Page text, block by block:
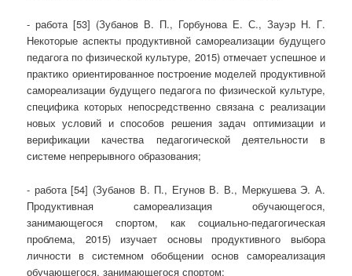
- работа [53] (Зубанов В. П., Горбунова Е. С., Зауэр Н. Г.
Некоторые аспекты продуктивной самореализации будущего
педагога по физической культуре, 2015) отмечает успешное и
практико ориентированное построение моделей продуктивной
самореализации будущего педагога по физической культуре,
специфика которых непосредственно связана с реализации
новых условий и способов решения задач оптимизации и
верификации качества педагогической деятельности в
системе непрерывного образования;
- работа [54] (Зубанов В. П., Егунов В. В., Меркушева Э. А.
Продуктивная самореализация обучающегося,
занимающегося спортом, как социально-педагогическая
проблема, 2015) изучает основы продуктивного выбора
личности в системном обобщении основ самореализация
обучающегося, занимающегося спортом;